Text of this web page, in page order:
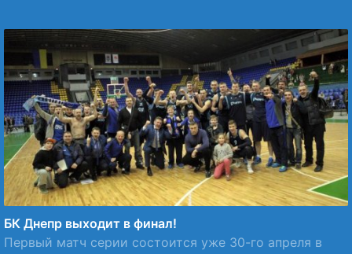
БК Днепр выходит в финал!
Первый матч серии состоится уже 30-го апреля в